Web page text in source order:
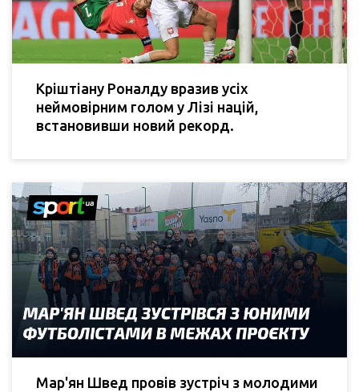
Кріштіану Роналду вразив усіх
неймовірним голом у Лізі націй,
встановивши новий рекорд.
Мар'ян Швед провів зустріч з молодими